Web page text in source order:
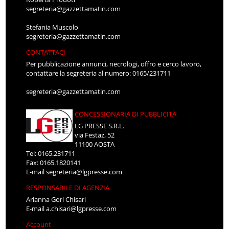
segreteria@gazzettamatin.com
Stefania Muscolo
segreteria@gazzettamatin.com
CONTATTACI
Per pubblicazione annunci, necrologi, offro e cerco lavoro,
contattare la segreteria al numero: 0165/231711
segreteria@gazzettamatin.com
CONCESSIONARIA DI PUBBLICITÀ
LG PRESSE S.R.L.
via Festaz, 52
11100 AOSTA
Tel: 0165.231711
Fax: 0165.1820141
E-mailsegreteria@lgpresse.com
RESPONSABILE DI AGENZIA
Arianna Gori Chisari
E-maila.chisari@lgpresse.com
Account